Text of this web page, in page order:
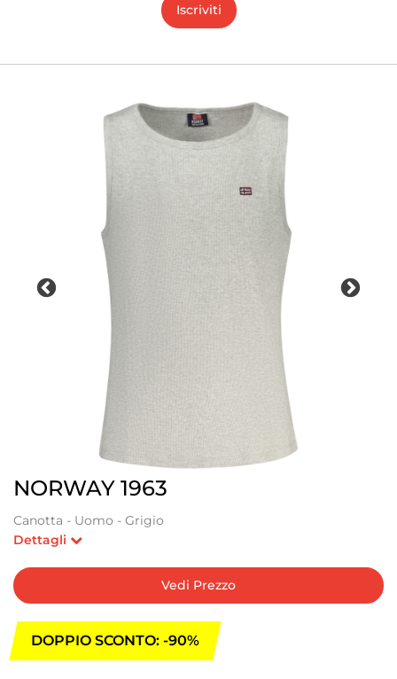
Iscriviti
NORWAY 1963
Canotta - Uomo - Grigio
Dettagli
Vedi Prezzo
DOPPIO SCONTO: -90%